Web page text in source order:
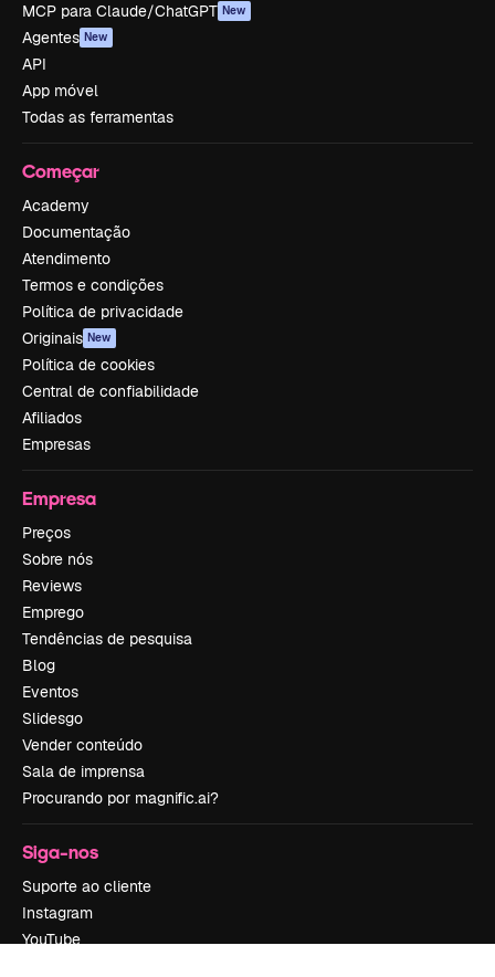
MCP para Claude/ChatGPT New
Agentes New
API
App móvel
Todas as ferramentas
Começar
Academy
Documentação
Atendimento
Termos e condições
Política de privacidade
Originais New
Política de cookies
Central de confiabilidade
Afiliados
Empresas
Empresa
Preços
Sobre nós
Reviews
Emprego
Tendências de pesquisa
Blog
Eventos
Slidesgo
Vender conteúdo
Sala de imprensa
Procurando por magnific.ai?
Siga-nos
Suporte ao cliente
Instagram
YouTube